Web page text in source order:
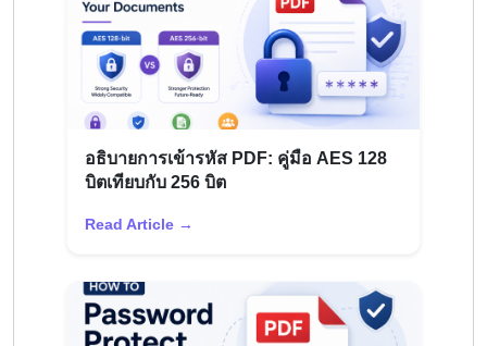
อธิบายการเข้ารหัส PDF: คู่มือ AES 128
บิตเทียบกับ 256 บิต
Read Article →